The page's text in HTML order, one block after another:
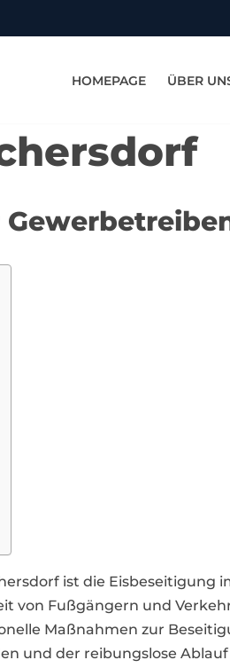
HOMEPAGE ÜBER
ist die Eisbeseitigung
von Fußgängern und
Maßnahmen zur
und der reibungslose